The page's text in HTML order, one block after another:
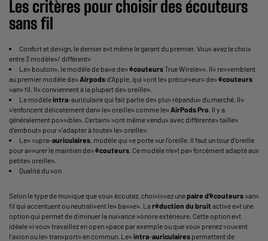
Les critères pour choisir des écouteurs
sans fil
Confort et design, le dernier est même le garant du premier. Vous avez le choix
entre 3 modèles/ différents
Les boutons, le modèle de base des écouteurs True Wireless. Ils ressemblent
au premier modèle des Airpodsd’Apple, qui sont les précurseurs des écouteurs
sans fil. Ils conviennent à la plupart des oreilles.
Le modèleintra-auriculaire qui fait partie des plus répandus du marché. Ils
s’enfoncent délicatement dans les oreilles comme les AirPods Pro . Il y a
généralement possibles. Certains sont même vendus avec différentes tailles
d’embouts pour s’adapter à toutes les oreilles.
Les supra-auriculaires , modèle qui se porte sur l’oreille. Il faut un tour d’oreille
pour assurer le maintien des écouteurs . Ce modèle n’est pas forcément adapté aux
petites oreilles.
Qualité du son
Selon le type de musique que vous écoutez, choisissez unepaire d’écouteurssans
fil qui accentuent ou neutralisent les basses. Laréduction du bruit active est une
option qui permet de diminuer la nuisance sonore extérieure. Cette option est
idéale si vous travaillez en open space par exemple ou que vous prenez souvent
l’avion ou les transports en commun. Les intra-auriculaires permettent de